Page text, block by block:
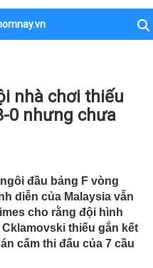
nhà chơi thiếu
0 nhưng chưa
đầu bảng F vòng
diễn của Malaysia vẫn
cho rằng đội hình
thiếu gắn kết
cấm thi đấu của 7 cầu